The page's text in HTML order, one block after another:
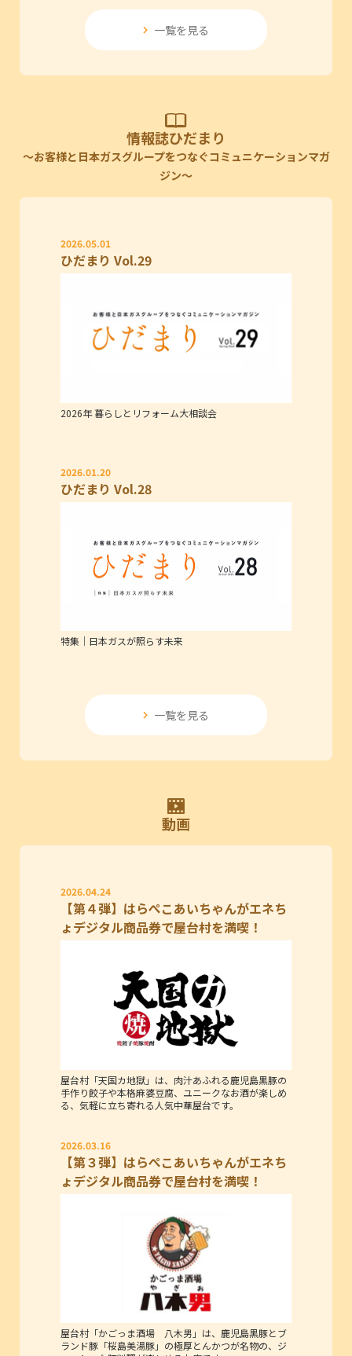
一覧を見る
情報誌ひだまり
～お客様と日本ガスグループをつなぐコミュニケーションマガ
ジン～
2026.05.01
ひだまり Vol.29
2026年 暮らしとリフォーム大相談会
2026.01.20
ひだまり Vol.28
特集｜日本ガスが照らす未来
一覧を見る
動画
2026.04.24
【第４弾】はらぺこあいちゃんがエネち
ょデジタル商品券で屋台村を満喫！
屋台村「天国カ地獄」は、肉汁あふれる鹿児島黒豚の
手作り餃子や本格麻婆豆腐、ユニークなお酒が楽しめ
る、気軽に立ち寄れる人気中華屋台です。
2026.03.16
【第３弾】はらぺこあいちゃんがエネち
ょデジタル商品券で屋台村を満喫！
屋台村「かごっま酒場 八木男」は、鹿児島黒豚とブ
ランド豚「桜島美湯豚」の極厚とんかつが名物の、ジ